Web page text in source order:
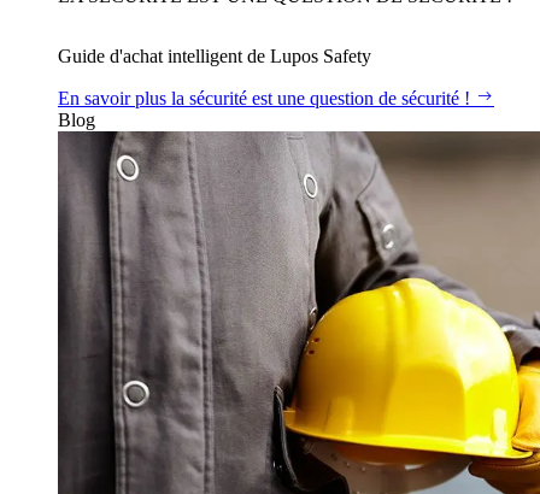
Guide d'achat intelligent de Lupos Safety
En savoir plus la sécurité est une question de sécurité !
Blog